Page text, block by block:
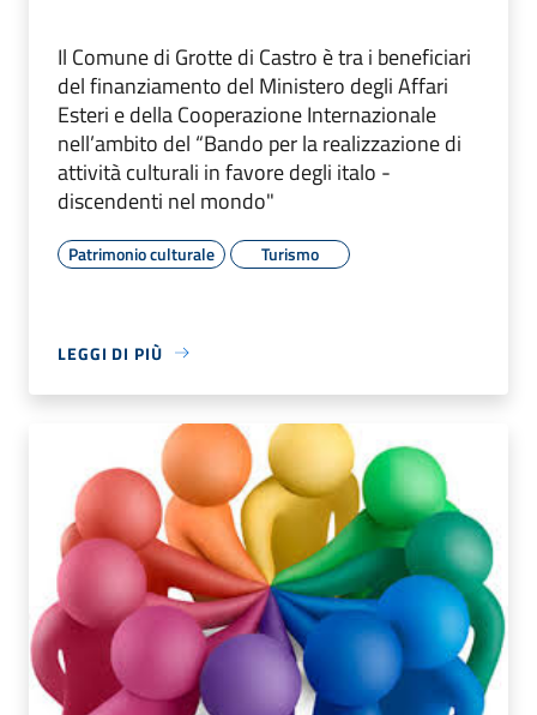
Il Comune di Grotte di Castro è tra i beneficiari
del finanziamento del Ministero degli Affari
Esteri e della Cooperazione Internazionale
nell’ambito del “Bando per la realizzazione di
attività culturali in favore degli italo -
discendenti nel mondo"
Patrimonio culturale Turismo
LEGGI DI PIÙ